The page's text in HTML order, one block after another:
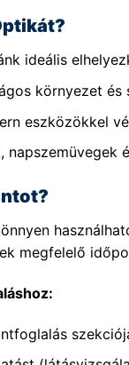
ideális
környezet
eszközökkel
napszemüvegek
megfelelő